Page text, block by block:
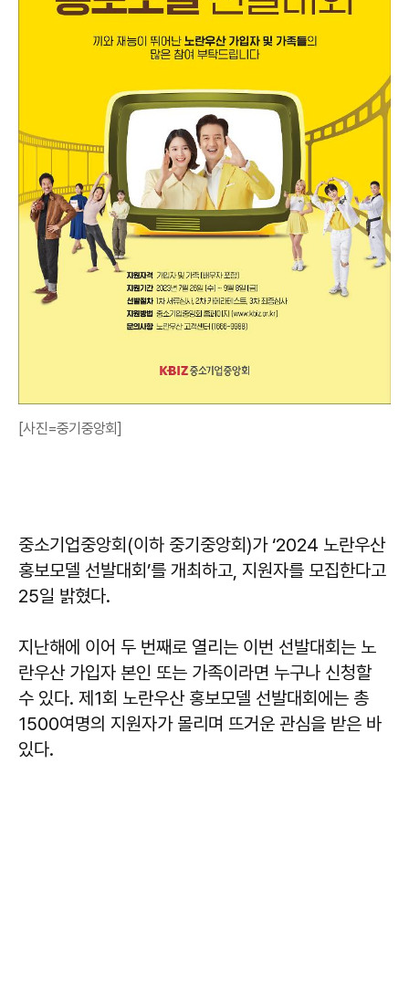
[사진=중기중앙회]
중소기업중앙회(이하 중기중앙회)가 ‘2024 노란우산
홍보모델 선발대회’를 개최하고, 지원자를 모집한다고
25일 밝혔다.
지난해에 이어 두 번째로 열리는 이번 선발대회는 노
란우산 가입자 본인 또는 가족이라면 누구나 신청할
수 있다. 제1회 노란우산 홍보모델 선발대회에는 총
1500여명의 지원자가 몰리며 뜨거운 관심을 받은 바
있다.